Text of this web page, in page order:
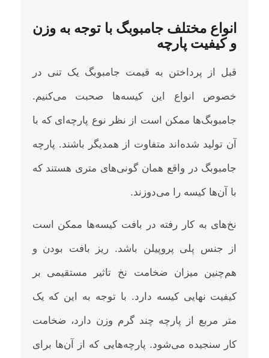
انواع مختلف جامبوبگ با توجه به وزن
و کیفیت پارچه
قبل از پرداختن به قیمت جامبوبگ یک تنی در
خصوص انواع این کیسه‌ها صحبت می‌کنیم‌.
جامبوبگ‌ها ممکن است از نظر نوع پارچه‌ای که با
آن تولید شده‌اند متفاوت از همدیگر باشند. پارچه
جامبوبگ در واقع همان گونی‌های متری هستند که
با آن‌ها کیسه را می‌دوزند.
نخ‌های به کار رفته در بافت کیسه‌ها ممکن است
از جنس پلی پروپیلن باشد. ریز بافت بودن و
هم‌چنین میزان ضخامت نخ تاثیر مستقیمی بر
کیفیت نهایی کیسه دارد. با توجه به این که یک
متر مربع از پارچه چند گرم وزن دارد، ضخامت
کار سنجیده می‌شود. پارچه‌هایی که از آن‌ها برای